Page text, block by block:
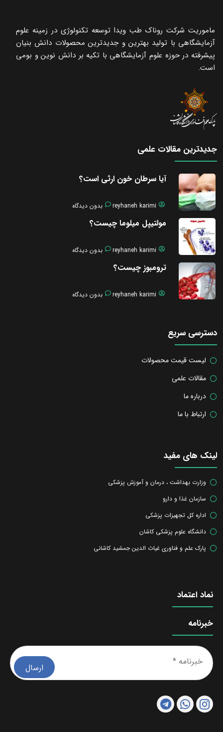
ماموریت شرکت روناک طب ویدا توسعه تکنولوژی در زمینه علوم
آزمایشگاهی با تولید بهترین و جدیدترین محصولات دانش بنیان
پیشرفته در حوزه علوم آزمایشگاهی با تکیه ‌بر دانش نوین و بومی
است.
جدیدترین مقالات علمی
آیا سرطان خون ارثی است؟
reyhaneh karimi بدون دیدگاه
مولتیپل میلوما چیست؟
reyhaneh karimi بدون دیدگاه
ترومبوز چیست؟
reyhaneh karimi بدون دیدگاه
دسترسی سریع
لیست قیمت محصولات
مقالات علمی
درباره ما
ارتباط با ما
لینک های مفید
وزارت بهداشت ، درمان و آموزش پزشکی
سازمان غذا و دارو
اداره کل تجهیزات پزشکی
دانشگاه علوم پزشکی کاشان
پارک علم و فناوری غیاث الدین جمشید کاشانی
نماد اعتماد
خبرنامه
*